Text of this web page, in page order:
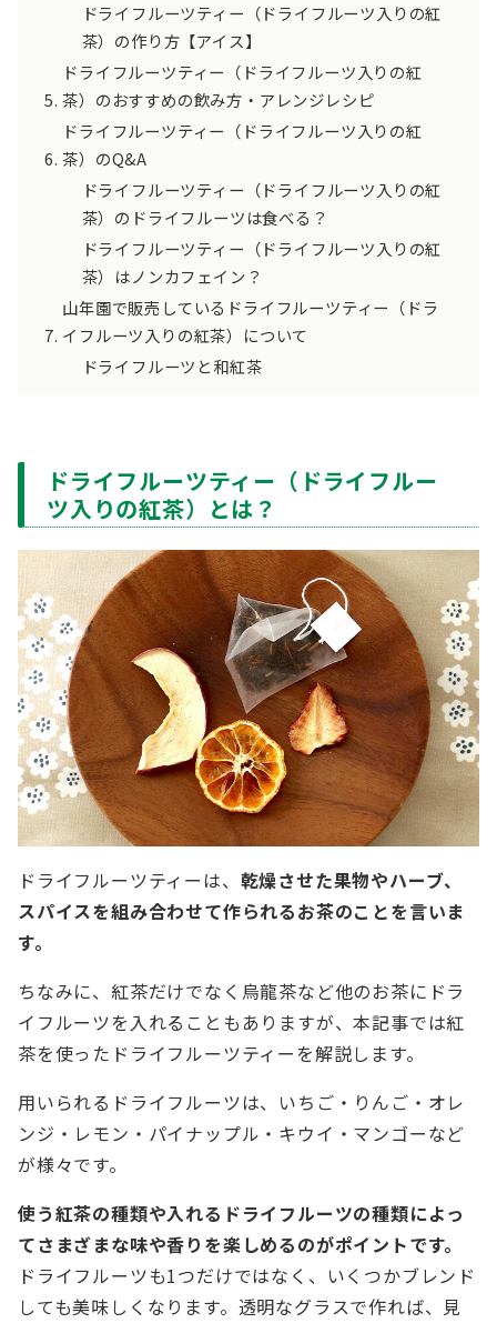
ドライフルーツティー（ドライフルーツ入りの紅
茶）の作り方【アイス】
ドライフルーツティー（ドライフルーツ入りの紅
茶）のおすすめの飲み方・アレンジレシピ
ドライフルーツティー（ドライフルーツ入りの紅
茶）のQ&A
ドライフルーツティー（ドライフルーツ入りの紅
茶）のドライフルーツは食べる？
ドライフルーツティー（ドライフルーツ入りの紅
茶）はノンカフェイン？
山年園で販売しているドライフルーツティー（ドラ
イフルーツ入りの紅茶）について
ドライフルーツと和紅茶
ドライフルーツティー（ドライフルー
ツ入りの紅茶）とは？
ドライフルーツティーは、 乾燥させた果物やハーブ、
スパイスを組み合わせて作られるお茶のことを言いま
す。
ちなみに、紅茶だけでなく烏龍茶など他のお茶にドラ
イフルーツを入れることもありますが、本記事では紅
茶を使ったドライフルーツティーを解説します。
用いられるドライフルーツは、いちご・りんご・オレ
ンジ・レモン・パイナップル・キウイ・マンゴーなど
が様々です。
使う紅茶の種類や入れるドライフルーツの種類によっ
てさまざまな味や香りを楽しめるのがポイントです。
ドライフルーツも1つだけではなく、いくつかブレンド
しても美味しくなります。透明なグラスで作れば、見